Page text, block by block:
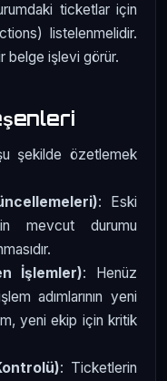
ticketlar için
listelenmelidir.
belge işlevi görür.
şekilde özetlemek
: Eski
mevcut durumu
İşlemler): Henüz
adımlarının yeni
yeni ekip için kritik
: Ticketlerin